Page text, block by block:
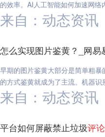
的效率。AI人工智能如何加速网络
来自：动态资讯
怎么实现图片鉴黄？_网易
早期的图片鉴黄大部分是简单粗暴
的方式鉴黄就成为了主流。机器识
来自：动态资讯
平台如何屏蔽禁止垃圾评论